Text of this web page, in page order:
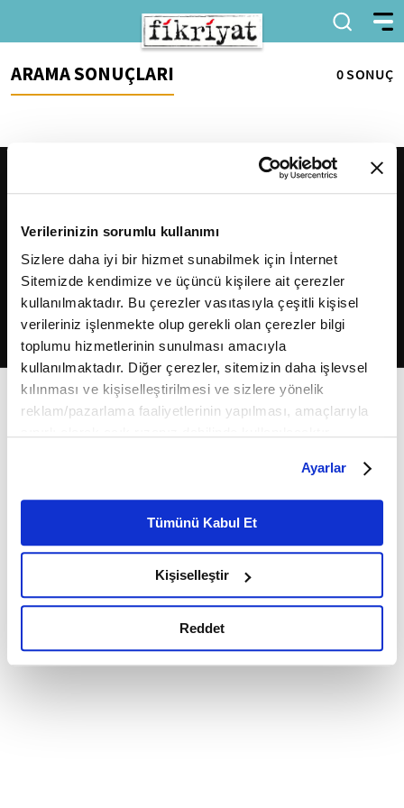
Verilerinizin sorumlu kullanımı
Sizlere daha iyi bir hizmet sunabilmek için İnternet
Sitemizde kendimize ve üçüncü kişilere ait çerezler
kullanılmaktadır. Bu çerezler vasıtasıyla çeşitli kişisel
verileriniz işlenmekte olup gerekli olan çerezler bilgi
toplumu hizmetlerinin sunulması amacıyla
kullanılmaktadır. Diğer çerezler, sitemizin daha işlevsel
kılınması ve kişiselleştirilmesi ve sizlere yönelik
reklam/pazarlama faaliyetlerinin yapılması, amaçlarıyla
belirleyebilirsiniz. Çerezlere ilişkin detaylı bilgi için
Ayarlar butonuna tıklayabilir,Çerez Bilgilendirme
Metnimizi ziyaret edebilirsiniz.
6698 sayılı Kişisel Verilerin Korunması Kanunu uyarınca
okumak ve sitemizi ziyaretiniz kapsamında
gerçekleştirilen veri işleme faaliyetleri ile ilgili daha
detaylı bilgi almak için lütfentıklayınız.
Ayarlar
Tümünü Kabul Et
Kişiselleştir
Reddet
ARAMA SONUÇLARI 0 SONUÇ
2026Fikriyat. Tüm hakları saklıdır.